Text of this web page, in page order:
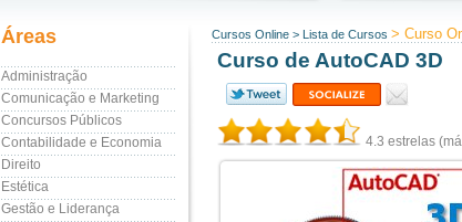
Áreas
Administração
Comunicação e Marketing
Concursos Públicos
Contabilidade e Economia
Direito
Estética
Gestão e Liderança
Cursos Online > Lista de Cursos > Curso
Curso de AutoCAD 3D
4.3 estrelas